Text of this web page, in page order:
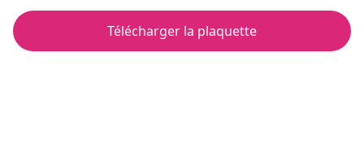
Télécharger la plaquette